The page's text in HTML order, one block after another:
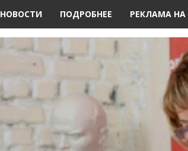
НОВОСТИ ПОДРОБНЕЕ РЕКЛАМА НА